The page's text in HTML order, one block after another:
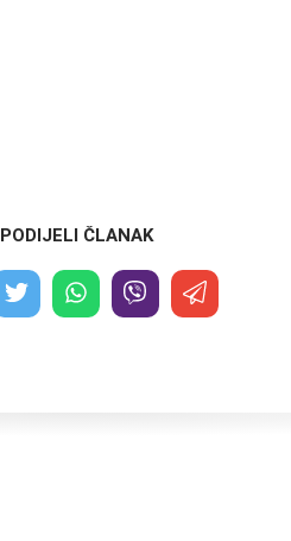
PODIJELI ČLANAK